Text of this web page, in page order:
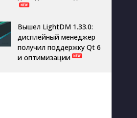
Вышел LightDM 1.33.0:
дисплейный менеджер
получил поддержку Qt 6
и оптимизации